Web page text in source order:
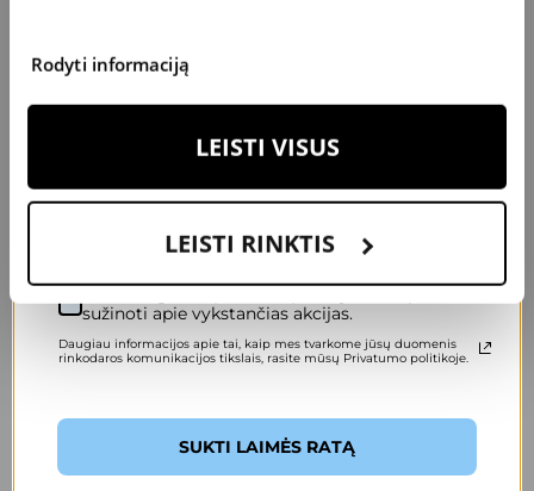
Rodyti informaciją
LEISTI VISUS
LEISTI RINKTIS
Olechnovič
Vilnius
Brilius
Klausos priežiūros
Vilnius
Samanta
Įveskite savo el. pašto adresą, kad pasuktumėte ratą.
sužinoti apie vykstančias akcijas.
Daugiau informacijos apie tai, kaip mes tvarkome jūsų duomenis
rinkodaros komunikacijos tikslais, rasite mūsų Privatumo politikoje.
SUKTI LAIMĖS RATĄ